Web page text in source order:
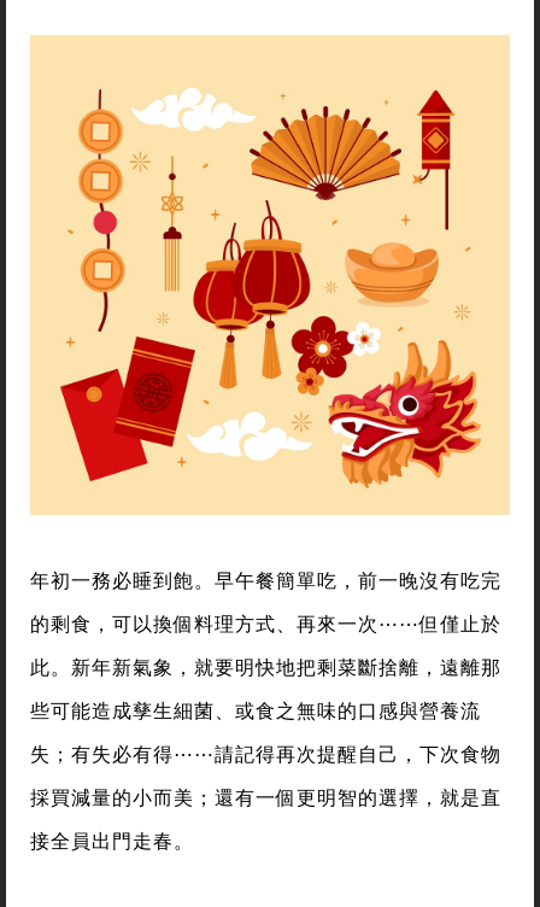
年初一務必睡到飽。早午餐簡單吃，前一晚沒有吃完
的剩食，可以換個料理方式、再來一次⋯⋯但僅止於
此。新年新氣象，就要明快地把剩菜斷捨離，遠離那
些可能造成孳生細菌、或食之無味的口感與營養流
失；有失必有得⋯⋯請記得再次提醒自己，下次食物
採買減量的小而美；還有一個更明智的選擇，就是直
接全員出門走春。